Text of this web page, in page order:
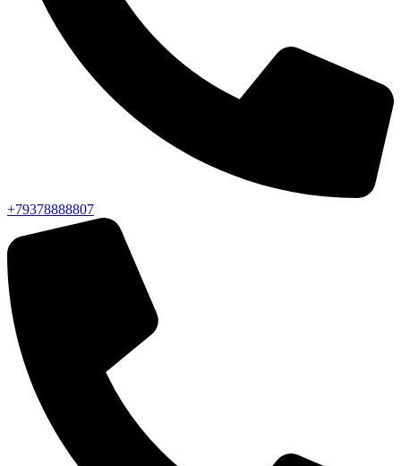
+79378888807